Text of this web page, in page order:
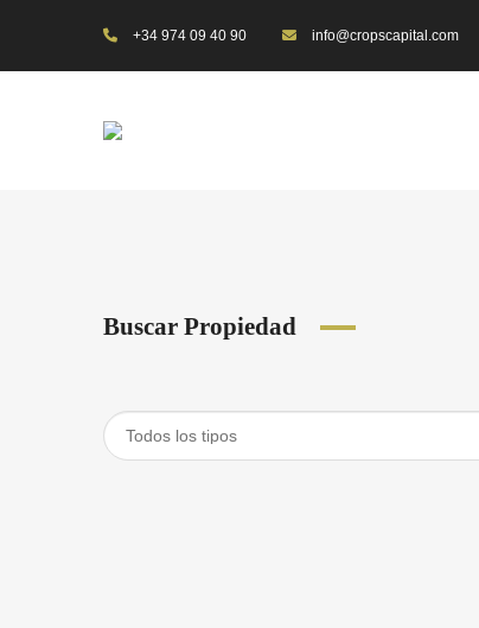
+34 974 09 40 90 info@cropscapital.com
Buscar Propiedad